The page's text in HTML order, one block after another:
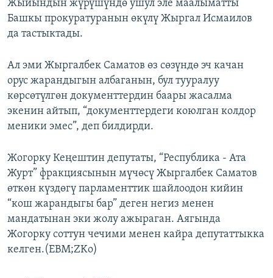
Жыйындын жүрүшүндө ушул эле маалыматты
Башкы прокуратуранын өкүлү Жыргал Исмаилов
да тастыктады.
Ал эми Жыргалбек Саматов өз сөзүндө эч качан
орус жарандыгын албаганын, бул тууралуу
көрсөтүлгөн документтердин баары жасалма
экенин айтып, “документтердеги коюлган колдор
меники эмес”, деп билдирди.
Жогорку Кеңештин депутаты, “Республика - Ата
Журт” фракциясынын мүчөсү Жыргалбек Саматов
өткөн күздөгү парламенттик шайлоодон кийин
“кош жарандыгы бар” деген негиз менен
мандатынан эки жолу ажыраган. Аягында
Жогорку соттун чечими менен кайра депутаттыкка
келген.(EBM;ZKo)